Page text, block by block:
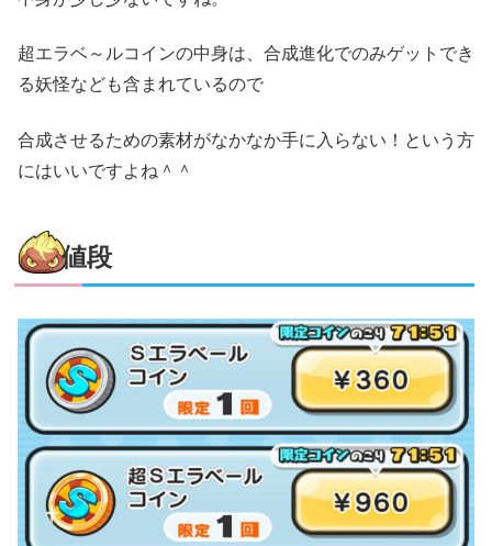
超エラベ～ルコインの中身は、合成進化でのみゲットでき
る妖怪なども含まれているので
合成させるための素材がなかなか手に入らない！という方
にはいいですよね＾＾
値段